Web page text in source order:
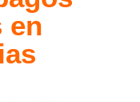
en